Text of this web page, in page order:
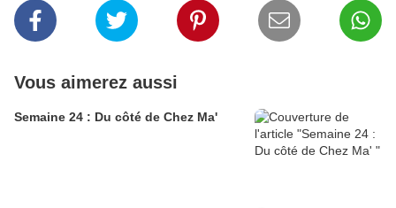
Vous aimerez aussi
Semaine 24 : Du côté de Chez Ma'